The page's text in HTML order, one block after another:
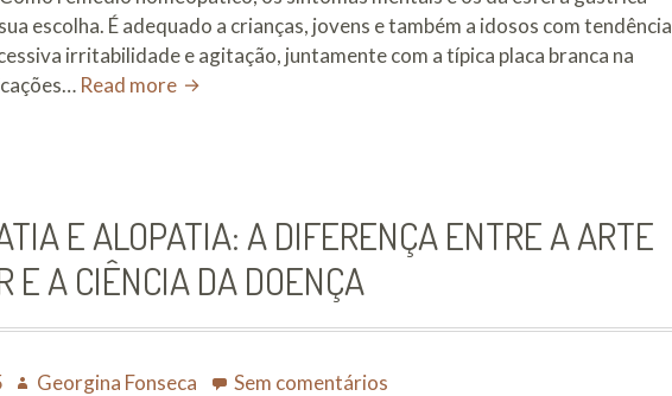
problemas
gástricos
escolha. É adequado a crianças, jovens e também a idosos com tendência
irritabilidade e agitação, juntamente com a típica placa branca na
Read more Artrite
associados
E ALOPATIA: A DIFERENÇA ENTRE A ARTE
E A CIÊNCIA DA DOENÇA
Author
Georgina Fonseca Sem comentários